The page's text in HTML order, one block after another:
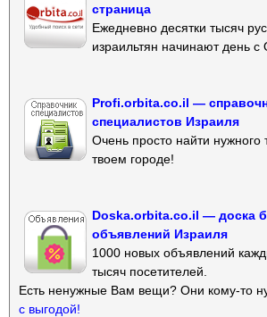
страница
Ежедневно десятки тысяч
израильтян начинают день с
Profi.orbita.co.il —
специалистов Израиля
Очень просто найти нужного
твоем городе!
Doska.orbita.co.il — доска
объявлений Израиля
1000 новых объявлений
тысяч посетителей.
Есть ненужные Вам вещи? Они кому-то
с выгодой!